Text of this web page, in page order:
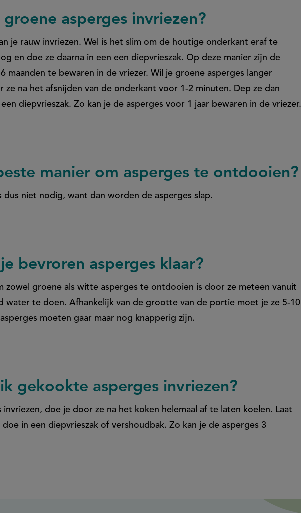
asperges invriezen?
je rauw invriezen. Wel is het slim om de houtige onderkant eraf te
en doe ze daarna in een een diepvrieszak. Op deze manier zijn de
maanden te bewaren in de vriezer. Wil je groene asperges langer
ze na het afsnijden van de onderkant voor 1-2 minuten. Dep ze dan
diepvrieszak. Zo kan je de asperges voor 1 jaar bewaren in de vriezer.
manier om asperges te ontdooien?
dus niet nodig, want dan worden de asperges slap.
bevroren asperges klaar?
zowel groene als witte asperges te ontdooien is door ze meteen vanuit
water te doen. Afhankelijk van de grootte van de portie moet je ze 5-10
moeten gaar maar nog knapperig zijn.
gekookte asperges invriezen?
invriezen, doe je door ze na het koken helemaal af te laten koelen. Laat
doe in een diepvrieszak of vershoudbak. Zo kan je de asperges 3